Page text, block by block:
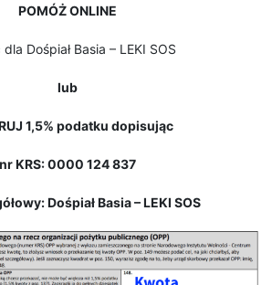
POMÓŻ ONLINE
Dośpiał Basia – LEKI SOS
lub
1,5% podatku dopisując
nr KRS: 0000 124 837
Dośpiał Basia – LEKI SOS